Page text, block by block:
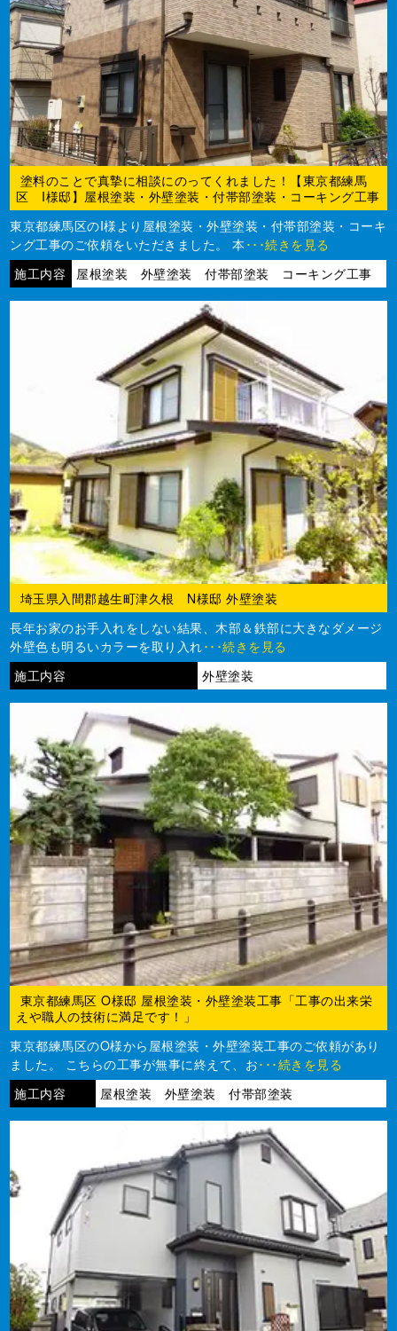
塗料のことで真摯に相談にのってくれました！【東京都練馬
区 I様邸】屋根塗装・外壁塗装・付帯部塗装・コーキング工事
東京都練馬区のI様より屋根塗装・外壁塗装・付帯部塗装・コーキ
ング工事のご依頼をいただきました。 本 ･･･続きを見る
施工内容
屋根塗装 外壁塗装 付帯部塗装 コーキング工事
埼玉県入間郡越生町津久根 N様邸 外壁塗装
長年お家のお手入れをしない結果、木部＆鉄部に大きなダメージ
外壁色も明るいカラーを取り入れ･･･続きを見る
施工内容
外壁塗装
東京都練馬区 O様邸 屋根塗装・外壁塗装工事「工事の出来栄
えや職人の技術に満足です！」
東京都練馬区のO様から屋根塗装・外壁塗装工事のご依頼があり
ました。 こちらの工事が無事に終えて、お･･･続きを見る
施工内容
屋根塗装 外壁塗装 付帯部塗装